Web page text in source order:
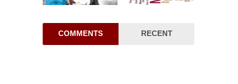
COMMENTS RECENT